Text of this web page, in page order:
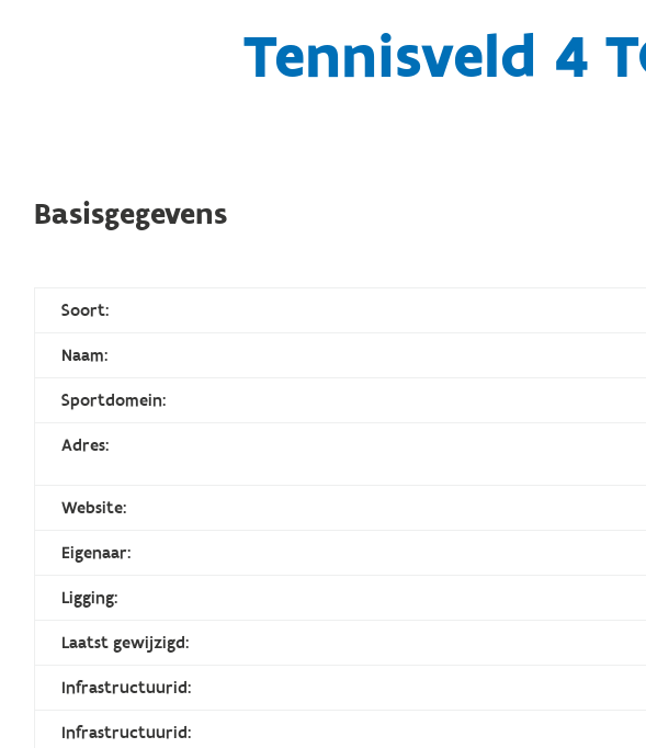
Tennisveld 4
Basisgegevens
Soort:
Naam:
Sportdomein:
Adres:
Website:
Eigenaar:
Ligging:
Laatst gewijzigd:
Infrastructuurid:
Infrastructuurid: